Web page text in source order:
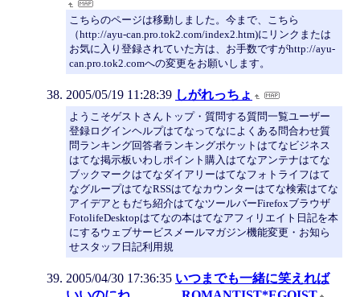
こちらのページは移動しました。今まで、こちら
（http://ayu-can.pro.tok2.com/index2.htm)にリンクまたは
お気に入り登録されていた方は、お手数ですがhttp://ayu-
can.pro.tok2.comへの変更をお願いします。
2005/05/19 11:28:39 しがれっちょ
ようこそゲストさんトップ・質問する質問一覧ユーザー
登録ログインヘルプはてなってなによくある問合わせ質
問ランキング回答者ランキングポケットはてなビジネス
はてな掲示板いわしポイント購入はてなアンテナはてな
ブックマークはてなダイアリーはてなフォトライフはて
なグループはてなRSSはてなカウンターはてな検索はてな
アイデアともだち紹介はてなツールバーFirefoxブラウザ
FotolifeDesktopはてなの本はてなアフィリエイト日記を本
にするウェブサービスメールマガジン機能変更・お知ら
せスタッフ日記利用規
2005/04/30 17:36:35 いつまでも一緒に笑えれば